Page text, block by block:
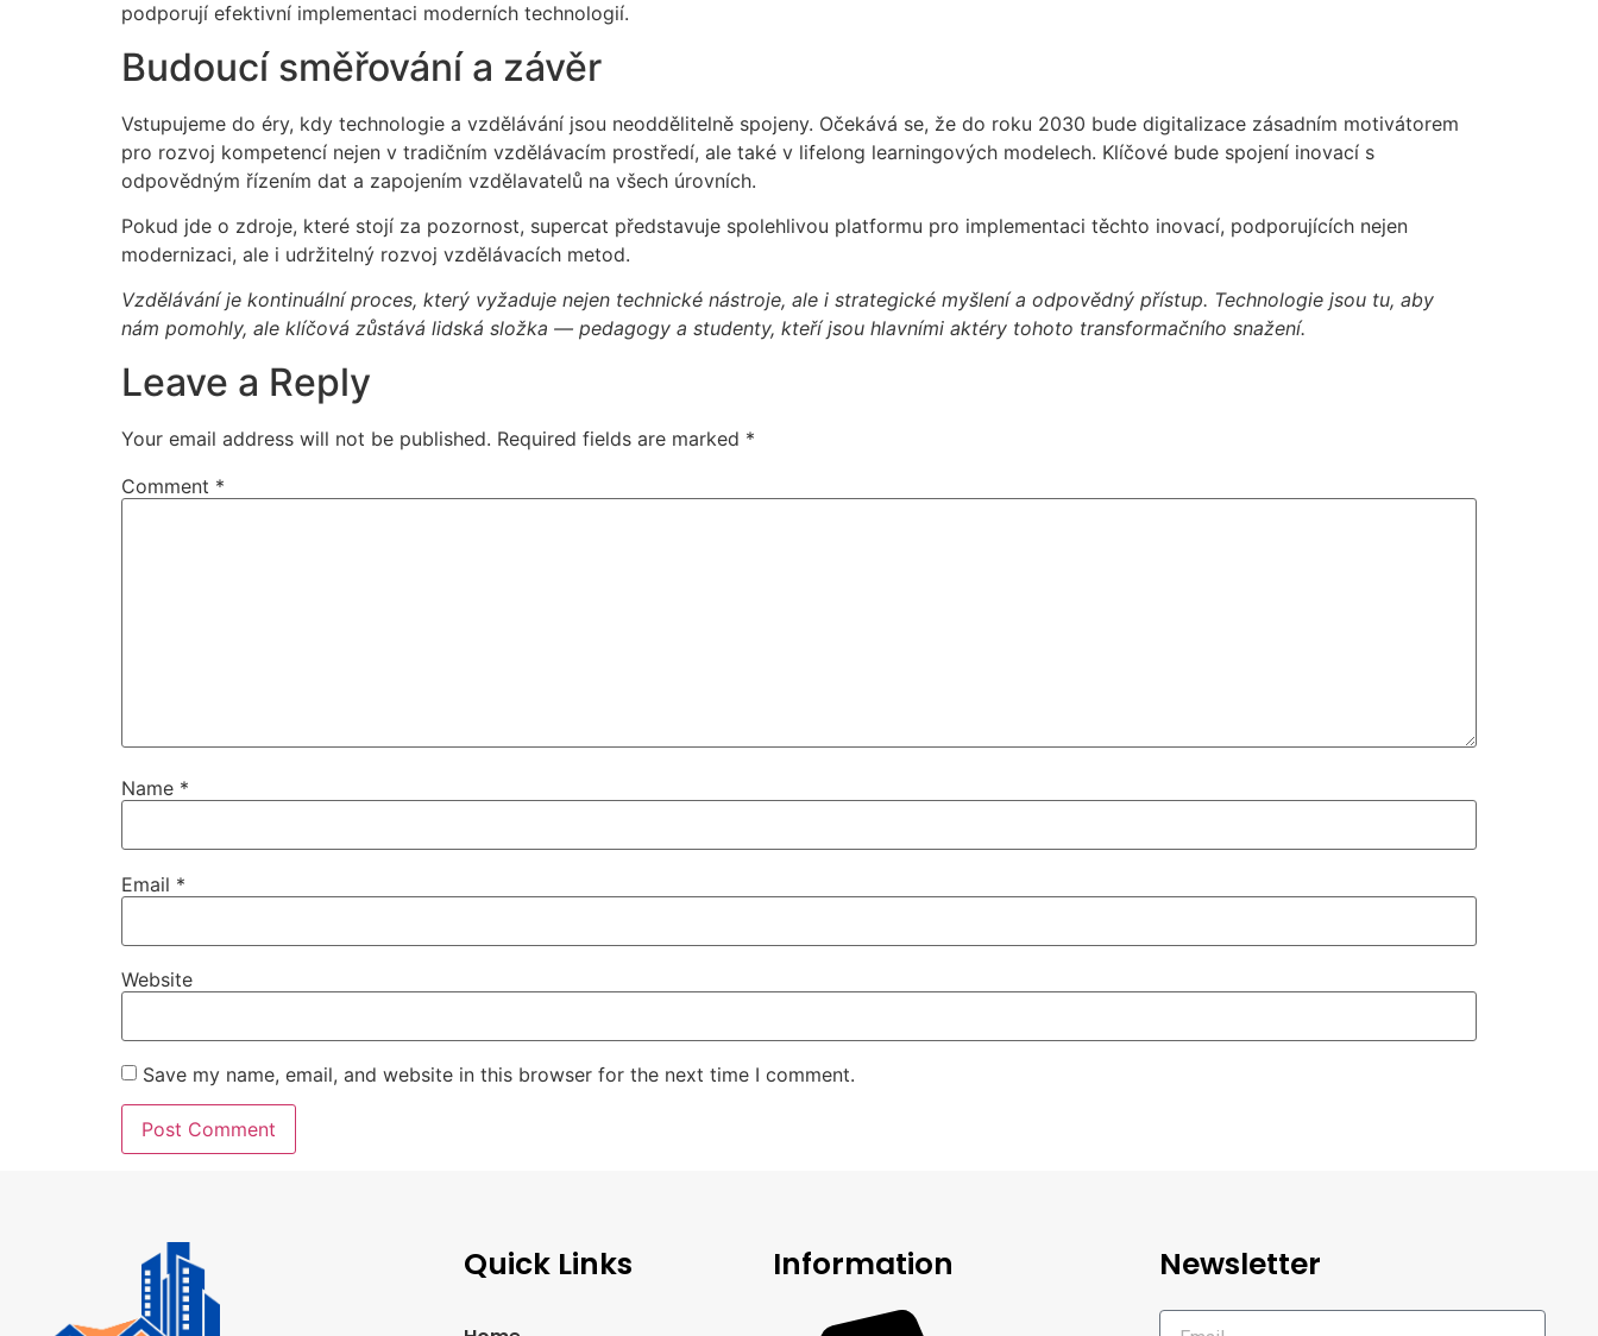
podporují efektivní implementaci moderních technologií.
Budoucí směřování a závěr
Vstupujeme do éry, kdy technologie a vzdělávání jsou neoddělitelně spojeny. Očekává se, že do roku 2030 bude digitalizace zásadním motivátorem
pro rozvoj kompetencí nejen v tradičním vzdělávacím prostředí, ale také v lifelong learningových modelech. Klíčové bude spojení inovací s
odpovědným řízením dat a zapojením vzdělavatelů na všech úrovních.
Pokud jde o zdroje, které stojí za pozornost, supercat představuje spolehlivou platformu pro implementaci těchto inovací, podporujících nejen
modernizaci, ale i udržitelný rozvoj vzdělávacích metod.
Vzdělávání je kontinuální proces, který vyžaduje nejen technické nástroje, ale i strategické myšlení a odpovědný přístup. Technologie jsou tu, aby
nám pomohly, ale klíčová zůstává lidská složka — pedagogy a studenty, kteří jsou hlavními aktéry tohoto transformačního snažení.
Leave a Reply
Your email address will not be published. Required fields are marked *
Comment *
Name *
Email *
Website
Save my name, email, and website in this browser for the next time I comment.
Quick Links Information Newsletter